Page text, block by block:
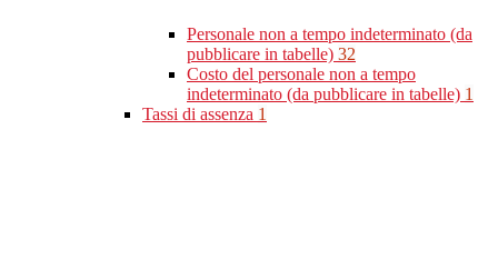
Personale non a tempo indeterminato (da
pubblicare in tabelle) 32
Costo del personale non a tempo
indeterminato (da pubblicare in tabelle) 1
Tassi di assenza 1